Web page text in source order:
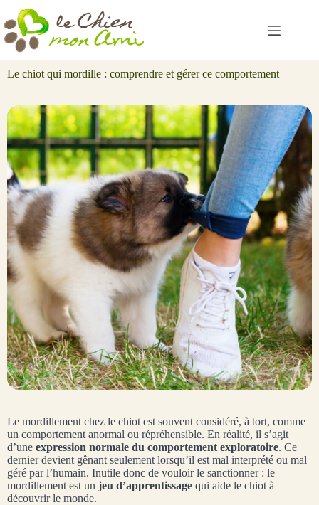
Passer
au
contenu
Le chiot qui mordille : comprendre et gérer ce comportement
Le mordillement chez le chiot est souvent considéré, à tort, comme
un comportement anormal ou répréhensible. En réalité, il s’agit
d’une expression normale du comportement exploratoire. Ce
dernier devient gênant seulement lorsqu’il est mal interprété ou mal
géré par l’humain. Inutile donc de vouloir le sanctionner : le
mordillement est un jeu d’apprentissage qui aide le chiot à
découvrir le monde.